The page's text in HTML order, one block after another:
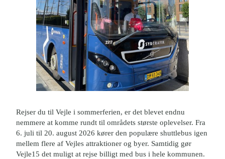
Rejser du til Vejle i sommerferien, er det blevet endnu
nemmere at komme rundt til områdets største oplevelser. Fra
6. juli til 20. august 2026 kører den populære shuttlebus igen
mellem flere af Vejles attraktioner og byer. Samtidig gør
Vejle15 det muligt at rejse billigt med bus i hele kommunen.